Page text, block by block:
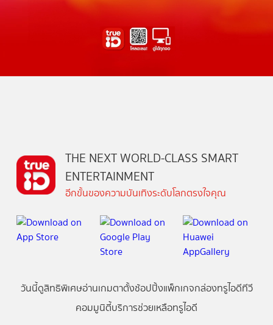
THE NEXT WORLD-CLASS SMART
ENTERTAINMENT
อีกขั้นของความบันเทิงระดับโลกตรงใจคุณ
วันนี้ดูสิทธิพิเศษอ่านเกมตาตั้งช้อปปิ้งแพ็กเกจกล่องทรูไอดีทีวี
คอมมูนิตี้บริการช่วยเหลือทรูไอดี